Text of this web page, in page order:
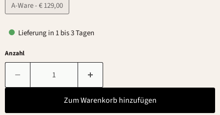
A-Ware - € 129,00
Lieferung in 1 bis 3 Tagen
Anzahl
Zum Warenkorb hinzufügen